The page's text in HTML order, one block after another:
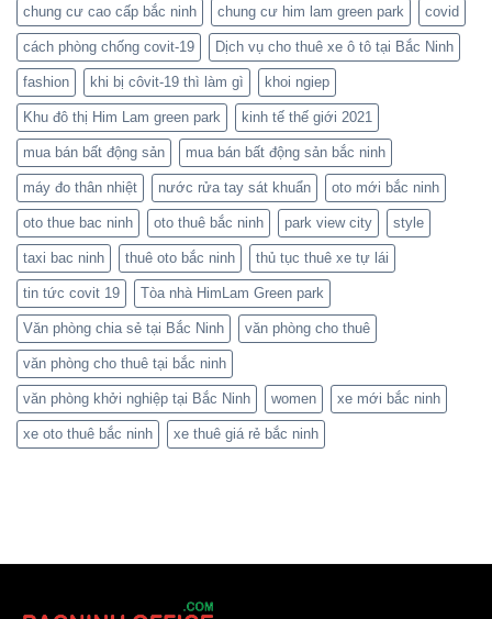
chung cư cao cấp bắc ninh chung cư him lam green park covid
cách phòng chống covit-19 Dịch vụ cho thuê xe ô tô tại Bắc Ninh
fashion khi bị côvit-19 thì làm gì khoi ngiep
Khu đô thị Him Lam green park kinh tế thế giới 2021
mua bán bất động sản mua bán bất động sản bắc ninh
máy đo thân nhiệt nước rửa tay sát khuẩn oto mới bắc ninh
oto thue bac ninh oto thuê bắc ninh park view city style
taxi bac ninh thuê oto bắc ninh thủ tục thuê xe tự lái
tin tức covit 19 Tòa nhà HimLam Green park
Văn phòng chia sẻ tại Bắc Ninh văn phòng cho thuê
văn phòng cho thuê tại bắc ninh
văn phòng khởi nghiệp tại Bắc Ninh women xe mới bắc ninh
xe oto thuê bắc ninh xe thuê giá rẻ bắc ninh